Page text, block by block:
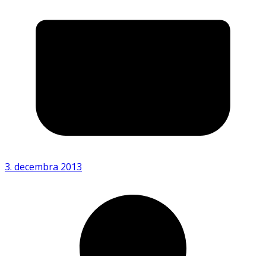
3. decembra 2013